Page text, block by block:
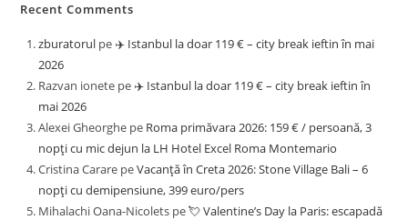
Recent Comments
zburatorul pe ✈️ Istanbul la doar 119 € – city break ieftin în mai
2026
Razvan ionete pe ✈️ Istanbul la doar 119 € – city break ieftin în
mai 2026
Alexei Gheorghe pe Roma primăvara 2026: 159 € / persoană, 3
nopți cu mic dejun la LH Hotel Excel Roma Montemario
Cristina Carare peVacanță în Creta 2026: Stone Village Bali – 6
nopți cu demipensiune, 399 euro/pers
Mihalachi Oana-Nicolets pe💘 Valentine’s Day la Paris: escapadă